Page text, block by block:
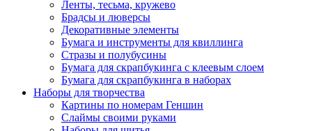
Ленты, тесьма, кружево
Брадсы и люверсы
Декоративные элементы
Бумага и инструменты для квиллинга
Стразы и полубусины
Бумага для скрапбукинга с клеевым слоем
Бумага для скрапбукинга в наборах
Наборы для творчества
Картины по номерам Геншин
Слаймы своими руками